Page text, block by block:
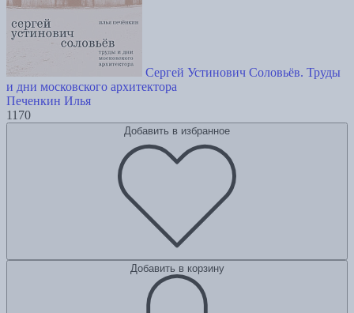
Сергей Устинович Соловьёв. Труды
и дни московского архитектора
Печенкин Илья
1170
Добавить в избранное
Добавить в корзину